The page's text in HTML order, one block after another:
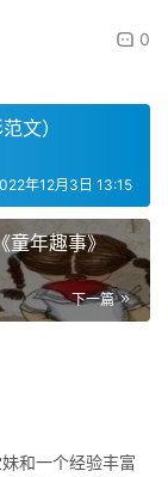
0
文）
年12月3日 13:15
童年趣事》
下一篇
和一个经验丰富